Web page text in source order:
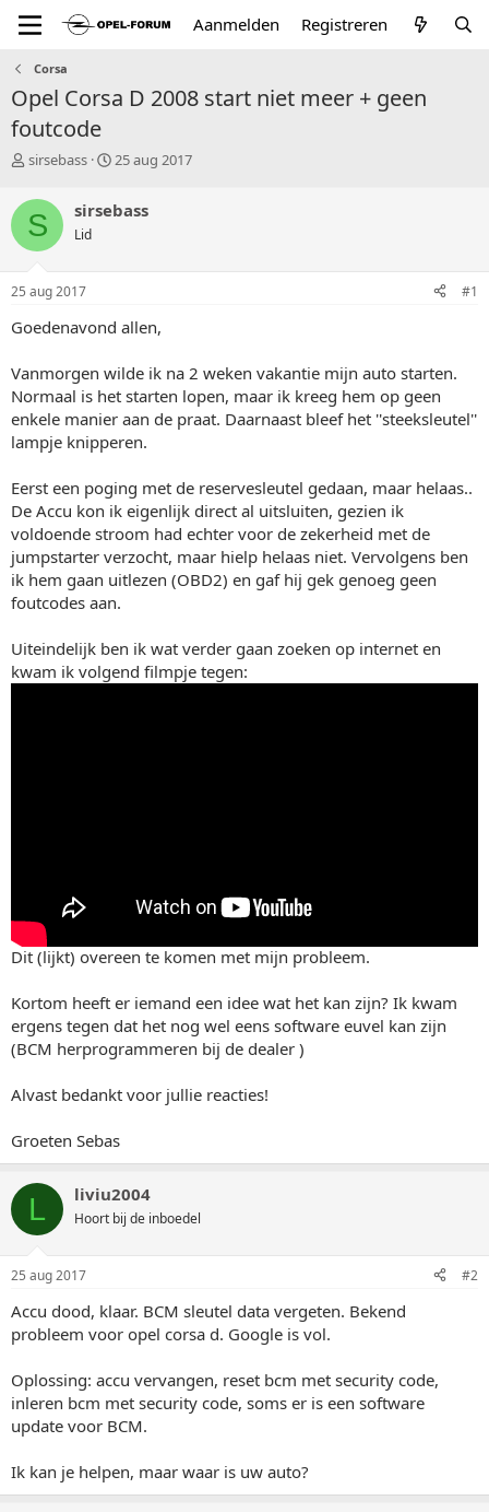
Aanmelden Registreren
Corsa
Opel Corsa D 2008 start niet meer + geen
foutcode
T
p
i
c
s
a
t
r
sirsebass
S
r
a
m
25 aug 2017
S sirsebass
Lid
25 aug 2017 #1
Goedenavond allen,
Vanmorgen wilde ik na 2 weken vakantie mijn auto starten.
Normaal is het starten lopen, maar ik kreeg hem op geen
enkele manier aan de praat. Daarnaast bleef het ''steeksleutel''
lampje knipperen.
Eerst een poging met de reservesleutel gedaan, maar helaas..
De Accu kon ik eigenlijk direct al uitsluiten, gezien ik
voldoende stroom had echter voor de zekerheid met de
jumpstarter verzocht, maar hielp helaas niet. Vervolgens ben
ik hem gaan uitlezen (OBD2) en gaf hij gek genoeg geen
foutcodes aan.
Uiteindelijk ben ik wat verder gaan zoeken op internet en
kwam ik volgend filmpje tegen:
Dit (lijkt) overeen te komen met mijn probleem.
Kortom heeft er iemand een idee wat het kan zijn? Ik kwam
ergens tegen dat het nog wel eens software euvel kan zijn
(BCM herprogrammeren bij de dealer )
Alvast bedankt voor jullie reacties!
Groeten Sebas
L liviu2004
Hoort bij de inboedel
25 aug 2017 #2
Accu dood, klaar. BCM sleutel data vergeten. Bekend
probleem voor opel corsa d. Google is vol.
Oplossing: accu vervangen, reset bcm met security code,
inleren bcm met security code, soms er is een software
update voor BCM.
Ik kan je helpen, maar waar is uw auto?